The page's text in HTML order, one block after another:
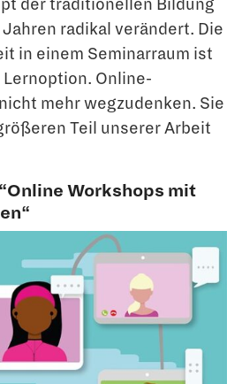
der traditionellen Bildung
radikal verändert. Die
in einem Seminarraum ist
Online-
mehr wegzudenken. Sie
Teil unserer Arbeit
Workshops mit